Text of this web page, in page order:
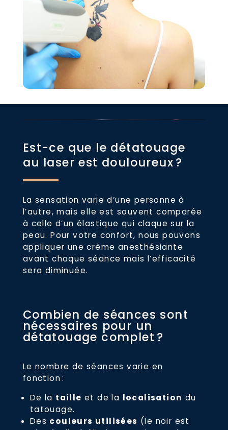
Est-ce que le détatouage
au laser est douloureux ?
La sensation varie d’une personne à
l’autre, mais elle est souvent comparée
à celle d’un élastique qui claque sur la
peau. Pour votre confort, nous pouvons
appliquer une crème anesthésiante
avant chaque séance mais l’efficacité
sera diminuée.
Combien de séances sont
nécessaires pour un
détatouage complet ?
Le nombre de séances varie en
fonction :
De la taille et de la localisation du
tatouage.
Des couleurs utilisées (le noir est